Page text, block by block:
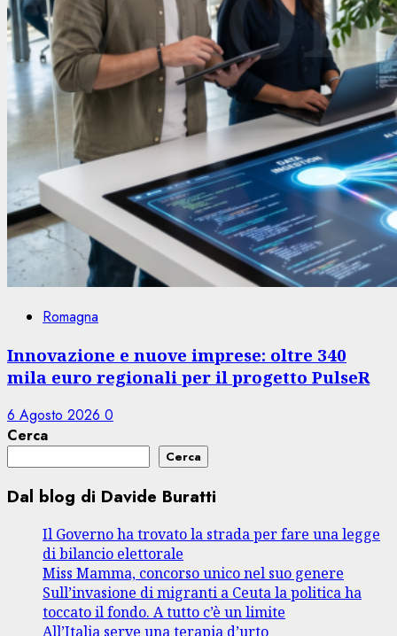
Romagna
Innovazione e nuove imprese: oltre 340
mila euro regionali per il progetto PulseR
6 Agosto 2026 0
Cerca
Cerca
Dal blog di Davide Buratti
Il Governo ha trovato la strada per fare una legge
di bilancio elettorale
Miss Mamma, concorso unico nel suo genere
Sull’invasione di migranti a Ceuta la politica ha
toccato il fondo. A tutto c’è un limite
All’Italia serve una terapia d’urto